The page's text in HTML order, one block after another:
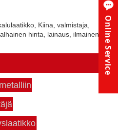
Kiina, valmistaja,
hinta, lainaus, ilmainen
Online Service